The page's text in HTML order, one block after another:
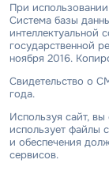
При
Система базы
интеллектуальной
государственной
ноября 2016.
Свидетельство о
года.
Используя сайт, вы
использует файлы
и обеспечения
сервисов.